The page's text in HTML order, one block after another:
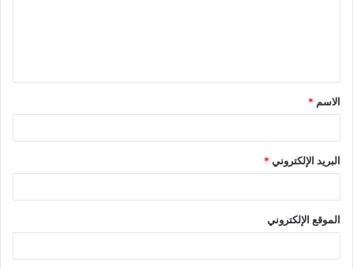
ق
*
الاسم *
البريد الإلكتروني *
الموقع الإلكتروني